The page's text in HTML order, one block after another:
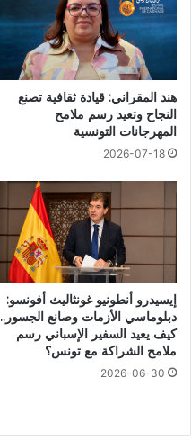
هند المقراني: قيادة ثقافية تصنع
النجاح وتعيد رسم ملامح
المهرجانات التونسية
2026-07-18
إيسيدرو أنطونيو غونثاليث أفونسو:
دبلوماسي الأزمات وصانع الجسور..
كيف يعيد السفير الإسباني رسم
ملامح الشراكة مع تونس؟
2026-06-30